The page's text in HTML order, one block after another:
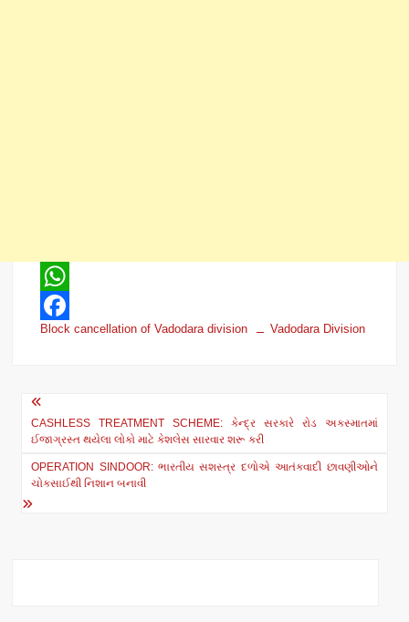
W
h
t
s
p
F
c
e
o
Block cancellation of Vadodara division Vadodara Division
Post
navigation
CASHLESS TREATMENT SCHEME: કેન્દ્ર સરકારે રોડ અકસ્માતમાં
ઈજાગ્રસ્ત થયેલા લોકો માટે કેશલેસ સારવાર શરૂ કરી
OPERATION SINDOOR: ભારતીય સશસ્ત્ર દળોએ આતંકવાદી છાવણીઓને
ચોકસાઈથી નિશાન બનાવી